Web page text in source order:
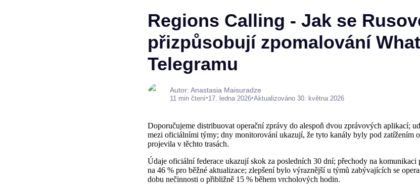
Regions Calling - Jak se
přizpůsobují zpomalování
Telegramu
Autor: Anastasia Maisuradze
11 min čtení•17. ledna 2026•Aktualizováno 30. května 2026
Doporučujeme distribuovat operační zprávy do alespoň dvou zprávových aplikací;
mezi oficiálními týmy; dny monitorování ukazují, že tyto kanály byly pod zatížením
projevila v těchto trasách.
Údaje oficiální federace ukazují skok za posledních 30 dní; přechody na
na 46 % pro běžné aktualizace; zlepšení bylo výraznější u týmů zabývajících se
dobu nečinnosti o přibližně 15 % během vrcholových hodin.